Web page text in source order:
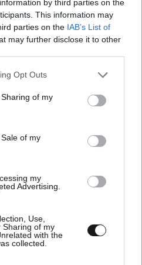
by third parties on the
This information may
parties on the IAB’s List of
may further disclose it to other
app uses one or more Google
behaviour. You may click to
and its third-party tags to
purposes in below Google
Opt Outs
of my
of my
my
Advertising.
Use,
Sharing of my
with the
collected.
για φορολογικές